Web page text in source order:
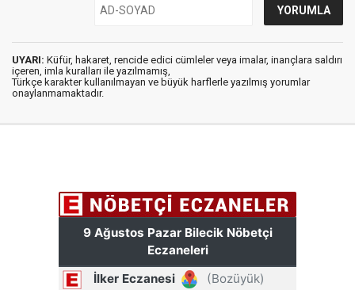
UYARI: Küfür, hakaret, rencide edici cümleler veya imalar, inançlara saldırı
içeren, imla kuralları ile yazılmamış,
Türkçe karakter kullanılmayan ve büyük harflerle yazılmış yorumlar
onaylanmamaktadır.